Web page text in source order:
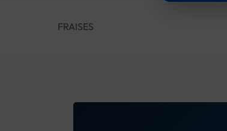
FRAISES